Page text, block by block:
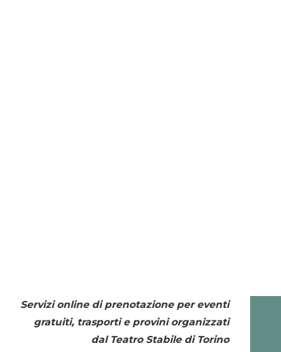
Servizi online di prenotazione per eventi
gratuiti, trasporti e provini organizzati
dal Teatro Stabile di Torino